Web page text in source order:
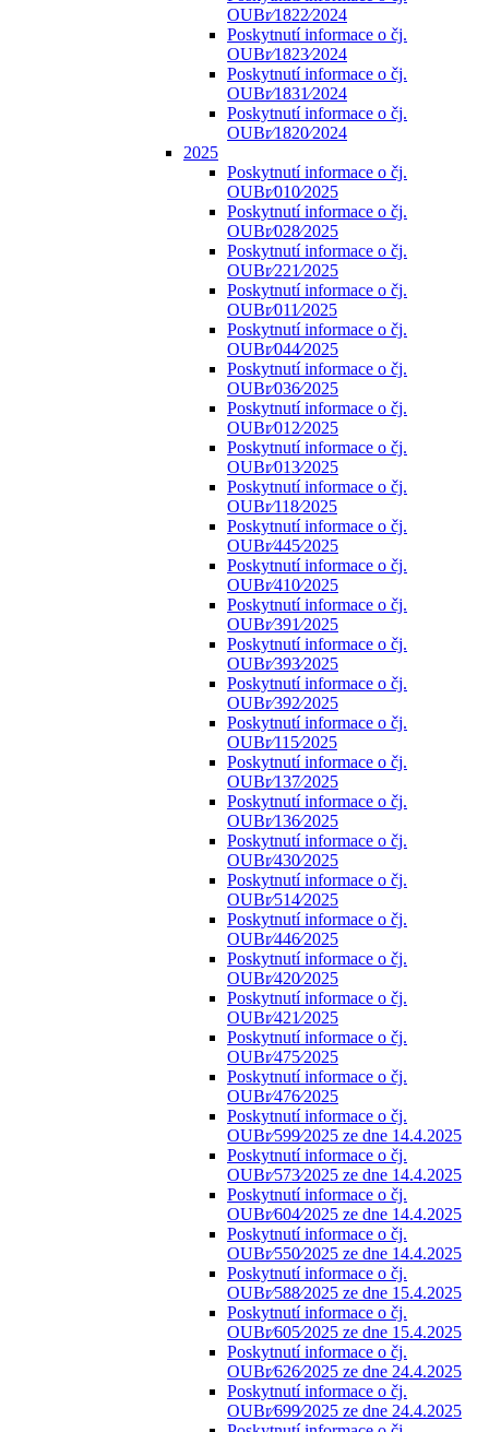
OUBr⁄1822⁄2024
Poskytnutí informace o čj.
OUBr⁄1823⁄2024
Poskytnutí informace o čj.
OUBr⁄1831⁄2024
Poskytnutí informace o čj.
OUBr⁄1820⁄2024
2025
Poskytnutí informace o čj.
OUBr⁄010⁄2025
Poskytnutí informace o čj.
OUBr⁄028⁄2025
Poskytnutí informace o čj.
OUBr⁄221⁄2025
Poskytnutí informace o čj.
OUBr⁄011⁄2025
Poskytnutí informace o čj.
OUBr⁄044⁄2025
Poskytnutí informace o čj.
OUBr⁄036⁄2025
Poskytnutí informace o čj.
OUBr⁄012⁄2025
Poskytnutí informace o čj.
OUBr⁄013⁄2025
Poskytnutí informace o čj.
OUBr⁄118⁄2025
Poskytnutí informace o čj.
OUBr⁄445⁄2025
Poskytnutí informace o čj.
OUBr⁄410⁄2025
Poskytnutí informace o čj.
OUBr⁄391⁄2025
Poskytnutí informace o čj.
OUBr⁄393⁄2025
Poskytnutí informace o čj.
OUBr⁄392⁄2025
Poskytnutí informace o čj.
OUBr⁄115⁄2025
Poskytnutí informace o čj.
OUBr⁄137⁄2025
Poskytnutí informace o čj.
OUBr⁄136⁄2025
Poskytnutí informace o čj.
OUBr⁄430⁄2025
Poskytnutí informace o čj.
OUBr⁄514⁄2025
Poskytnutí informace o čj.
OUBr⁄446⁄2025
Poskytnutí informace o čj.
OUBr⁄420⁄2025
Poskytnutí informace o čj.
OUBr⁄421⁄2025
Poskytnutí informace o čj.
OUBr⁄475⁄2025
Poskytnutí informace o čj.
OUBr⁄476⁄2025
Poskytnutí informace o čj.
OUBr⁄599⁄2025 ze dne 14.4.2025
Poskytnutí informace o čj.
OUBr⁄573⁄2025 ze dne 14.4.2025
Poskytnutí informace o čj.
OUBr⁄604⁄2025 ze dne 14.4.2025
Poskytnutí informace o čj.
OUBr⁄550⁄2025 ze dne 14.4.2025
Poskytnutí informace o čj.
OUBr⁄588⁄2025 ze dne 15.4.2025
Poskytnutí informace o čj.
OUBr⁄605⁄2025 ze dne 15.4.2025
Poskytnutí informace o čj.
OUBr⁄626⁄2025 ze dne 24.4.2025
Poskytnutí informace o čj.
OUBr⁄699⁄2025 ze dne 24.4.2025